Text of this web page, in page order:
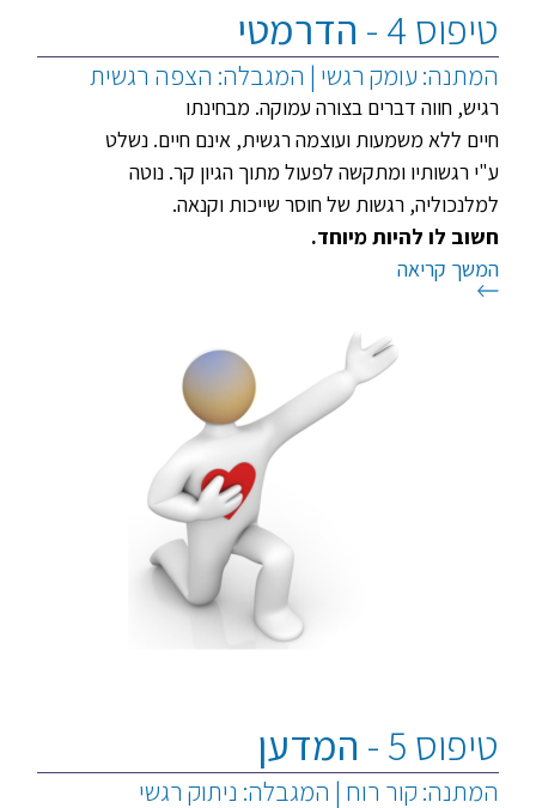
טיפוס 4 - הדרמטי
המתנה: עומק רגשי | המגבלה: הצפה רגשית
רגיש, חווה דברים בצורה עמוקה. מבחינתו
חיים ללא משמעות ועוצמה רגשית, אינם חיים. נשלט
ע"י רגשותיו ומתקשה לפעול מתוך הגיון קר. נוטה
למלנכוליה, רגשות של חוסר שייכות וקנאה.
חשוב לו להיות מיוחד.
המשך קריאה
טיפוס 5 - המדען
המתנה: קור רוח | המגבלה: ניתוק רגשי